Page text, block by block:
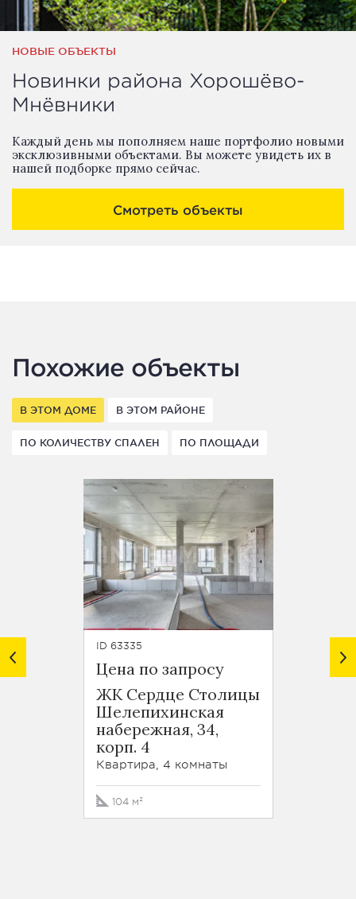
НОВЫЕ ОБЪЕКТЫ
Новинки района Хорошёво-
Мнёвники
Каждый день мы пополняем наше портфолио новыми
эксклюзивными объектами. Вы можете увидеть их в
нашей подборке прямо сейчас.
Смотреть объекты
Похожие объекты
В ЭТОМ ДОМЕ В ЭТОМ РАЙОНЕ
ПО КОЛИЧЕСТВУ СПАЛЕН ПО ПЛОЩАДИ
ID 63335
Цена по запросу
ЖК Сердце Столицы
Шелепихинская
набережная, 34,
корп. 4
Квартира, 4 комнаты
104 м²